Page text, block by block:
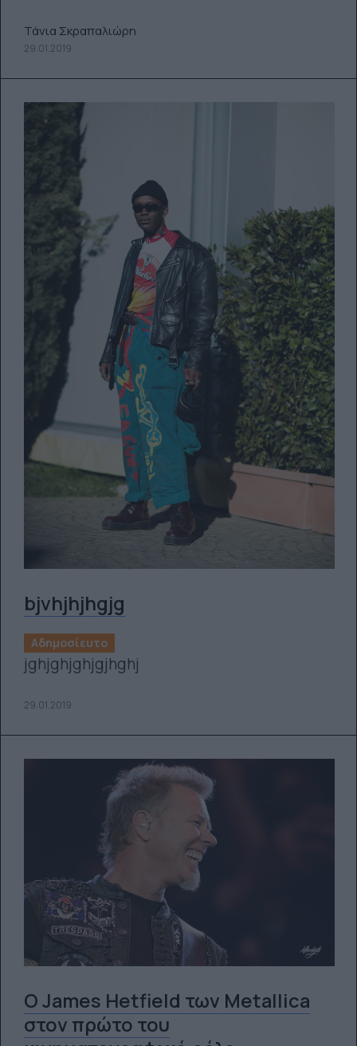
Τάνια Σκραπαλιώρη
29.01.2019
bjvhjhjhgjg
Αδημοσίευτο
jghjghjghjgjhghj
29.01.2019
O James Hetfield των Metallica
στον πρώτο του